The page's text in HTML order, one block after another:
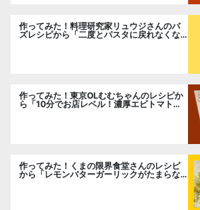
作ってみた！料理研究家リュウジさんのバ
ズレシピから「二度とパスタに戻れなくな
る冷やしカルボナーラ」に挑戦。
作ってみた！東京OLむむちゃんのレシピか
ら「10分でお店レベル！濃厚エビトマトク
作ってみた！くまの限界食堂さんのレシピ
から「レモンバターガーリックがたまらな
い」に挑戦。